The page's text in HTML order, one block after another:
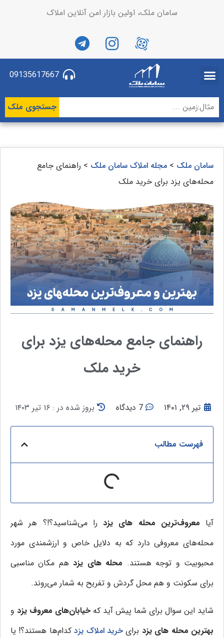
سامان ملک، اولین بازار امن آنلاین املاک
09135617667
جستجوی ملک
سامان ملک > مجله املاک سامان ملک > راهنمای جامع
محله‌های یزد برای خرید ملک
راهنمای جامع محله‌های یزد برای
خرید ملک
تیر ۲۹, ۱۴۰۱ 7 دیدگاه بروز شده در : ۱۶ تیر ۱۴۰۳
فهرست مطالب
آیا معروف‌ترین محله های یزد را می‌شناسید؟!؟ هر شهر
محله‌های معروفی دارد که به دلایل خاص و ارزشمندی مورد
محبوبیت و توجه هستند. محله های یزد هم مکان مناسبی
برای سکونت و هم محل گردش و تفریح به شمار می‌روند.
شاید این سوال برای شما پیش آید که خیابان‌های معروف یزد و
بهترین محله های یزد برای خرید املاک یزدکدام‌ها هستند؟! یا